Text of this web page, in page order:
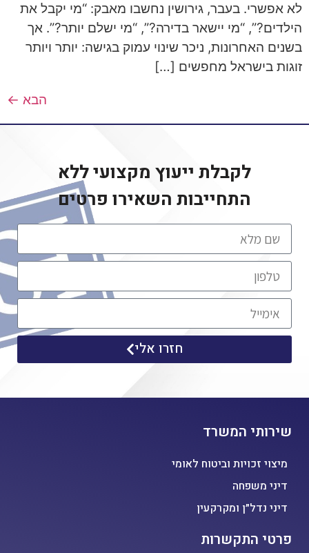
לא אפשרי. בעבר, גירושין נחשבו מאבק: “מי יקבל את
הילדים?”, “מי יישאר בדירה?”, “מי ישלם יותר?”. אך
בשנים האחרונות, ניכר שינוי עמוק בגישה: יותר ויותר
זוגות בישראל מחפשים […]
הבא ←
לקבלת ייעוץ מקצועי ללא
התחייבות השאירו פרטים
חזרו אלי
שירותי המשרד
מיצוי זכויות וביטוח לאומי
דיני משפחה
דיני נדל״ן ומקרקעין
פרטי התקשרות